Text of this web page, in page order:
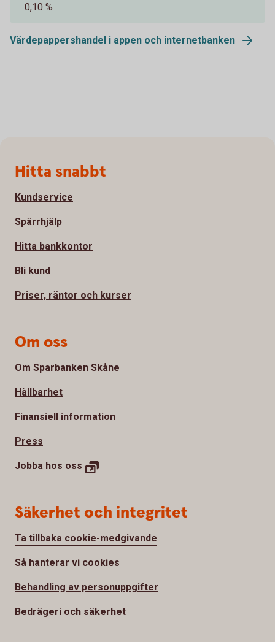
0,10 %
Värdepappershandel i appen och internetbanken
Sidfot
Hitta snabbt
Kundservice
Spärrhjälp
Hitta bankkontor
Bli kund
Priser, räntor och kurser
Om oss
Om Sparbanken Skåne
Hållbarhet
Finansiell information
Press
Jobba hos oss
Säkerhet och integritet
Ta tillbaka cookie-medgivande
Så hanterar vi cookies
Behandling av personuppgifter
Bedrägeri och säkerhet